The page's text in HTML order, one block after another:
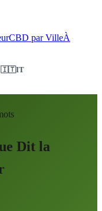
CBD par VilleÀ
🇮🇹IT
Dit la